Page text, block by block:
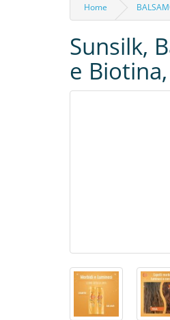
Home
Sunsilk,
e